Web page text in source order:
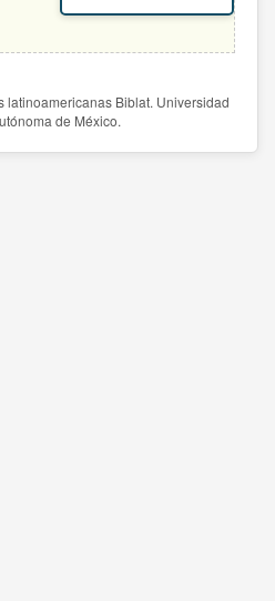
latinoamericanas Biblat. Universidad
de México.